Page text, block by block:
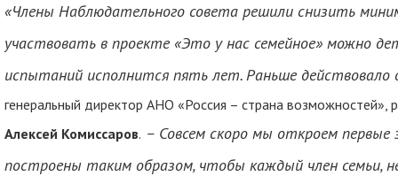
«Члены Наблюдательного совета решили снизить
участвовать в проекте «Это у нас семейное» можно
испытаний исполнится пять лет. Раньше
генеральный директор АНО «Россия – страна
Алексей Комиссаров. – Совсем скоро мы откроем первые
построены таким образом, чтобы каждый член семьи,